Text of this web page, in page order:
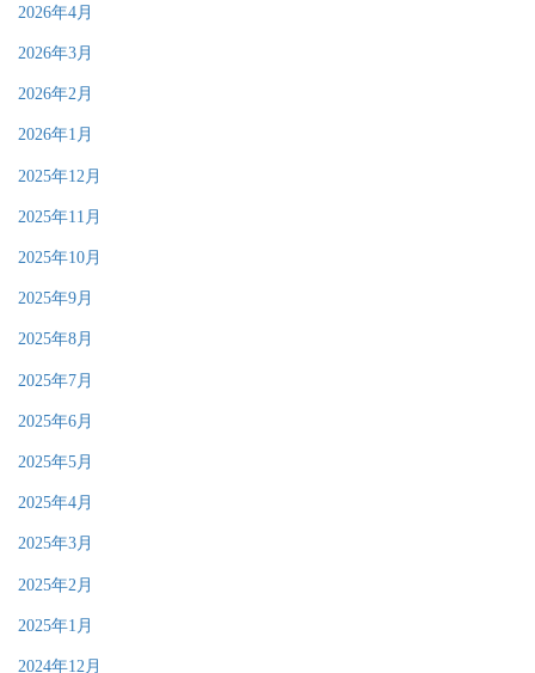
2026年4月
2026年3月
2026年2月
2026年1月
2025年12月
2025年11月
2025年10月
2025年9月
2025年8月
2025年7月
2025年6月
2025年5月
2025年4月
2025年3月
2025年2月
2025年1月
2024年12月